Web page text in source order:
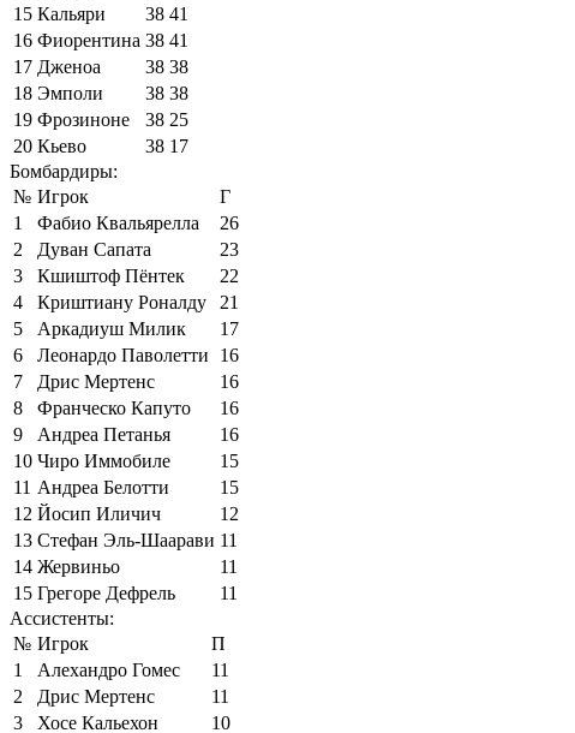
15 Кальяри 38 41
16 Фиорентина 38 41
17 Дженоа 38 38
18 Эмполи 38 38
19 Фрозиноне 38 25
20 Кьево 38 17
Бомбардиры:
№ Игрок
Г
1
Фабио Квальярелла
26
2
Дуван Сапата
23
3
Кшиштоф Пёнтек
22
4
Криштиану Роналду
21
5
Аркадиуш Милик
17
6
Леонардо Паволетти
16
7
Дрис Мертенс
16
8
Франческо Капуто
16
9
Андреа Петанья
16
10 Чиро Иммобиле
15
11 Андреа Белотти
15
12 Йосип Иличич
12
13 Стефан Эль-Шаарави 11
14 Жервиньо
11
15 Грегоре Дефрель
11
Ассистенты:
№ Игрок
П
1
Алехандро Гомес
11
2
Дрис Мертенс
11
3
Хосе Кальехон
10